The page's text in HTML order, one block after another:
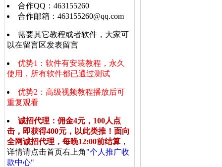
合作QQ：463155260
合作邮箱：463155260@qq.com
需要其它教程或者软件，大家可
以在留言区发表留言
优势1：软件有安装教程，永久
使用，所有软件都已通过测试
优势2：高级视频教程播放后可
重复观看
诚招代理：佣金4元，100人点
击，即获得400元，以此类推！面向
全网诚招代理，每晚12:00前结算 ，
详情请点击首页右上角"个人推广收
款中心"